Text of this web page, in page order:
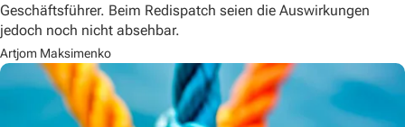
Geschäftsführer. Beim Redispatch seien die Auswirkungen
jedoch noch nicht absehbar.
Artjom Maksimenko